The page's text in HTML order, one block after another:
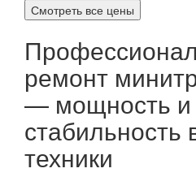
Смотреть все цены
ремонт
— мощность и
стабильность
техники